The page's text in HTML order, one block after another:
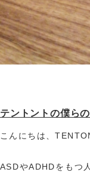
テントントの僕ら
こんにちは、
ASDやADHDをもつ